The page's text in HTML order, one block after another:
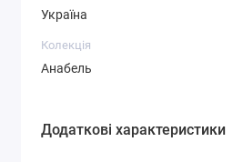
Україна
Колекція
Анабель
Додаткові характеристики